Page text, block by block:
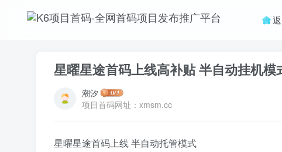
星曜星途首码上线高补贴 半自动挂机模
潮汐
项目首码网址：xmsm.cc
星曜星途首码上线 半自动托管模式